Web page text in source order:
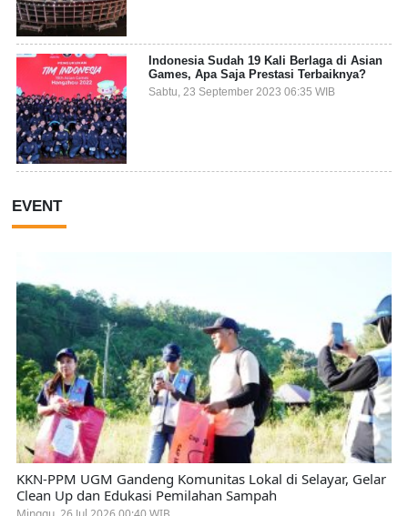
Indonesia Sudah 19 Kali Berlaga di Asian
Games, Apa Saja Prestasi Terbaiknya?
Sabtu, 23 September 2023 06:35 WIB
EVENT
KKN-PPM UGM Gandeng Komunitas Lokal di Selayar, Gelar
Clean Up dan Edukasi Pemilahan Sampah